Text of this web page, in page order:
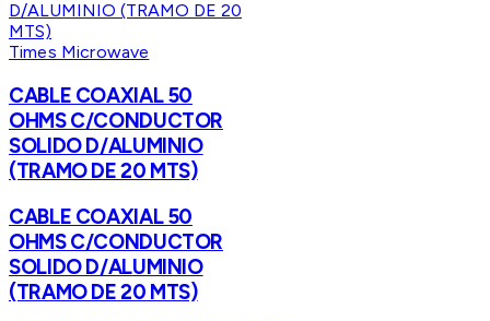
Times Microwave
CABLE COAXIAL 50
OHMS C/CONDUCTOR
SOLIDO D/ALUMINIO
(TRAMO DE 20 MTS)
CABLE COAXIAL 50
OHMS C/CONDUCTOR
SOLIDO D/ALUMINIO
(TRAMO DE 20 MTS)